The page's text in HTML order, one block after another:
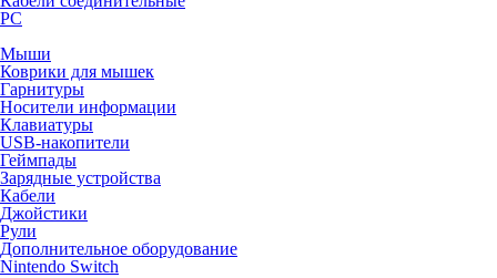
PC
Мыши
Коврики для мышек
Гарнитуры
Носители информации
Клавиатуры
USB-накопители
Геймпады
Зарядные устройства
Кабели
Джойстики
Рули
Дополнительное оборудование
Nintendo Switch